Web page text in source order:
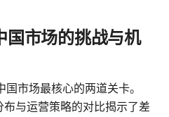
国市场的挑战与机
市场最核心的两道关卡。
与运营策略的对比揭示了差